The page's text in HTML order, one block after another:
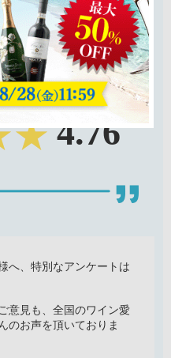
4.76
へ、特別なアンケートは
意見も、全国のワイン愛
のお声を頂いておりま